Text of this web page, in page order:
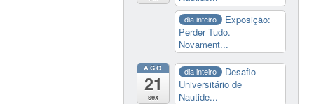
dia inteiro
Exposição:
Perder Tudo.
Novament...
AGO
21
sex
dia inteiro
Desafio
Universitário de
Nautide...